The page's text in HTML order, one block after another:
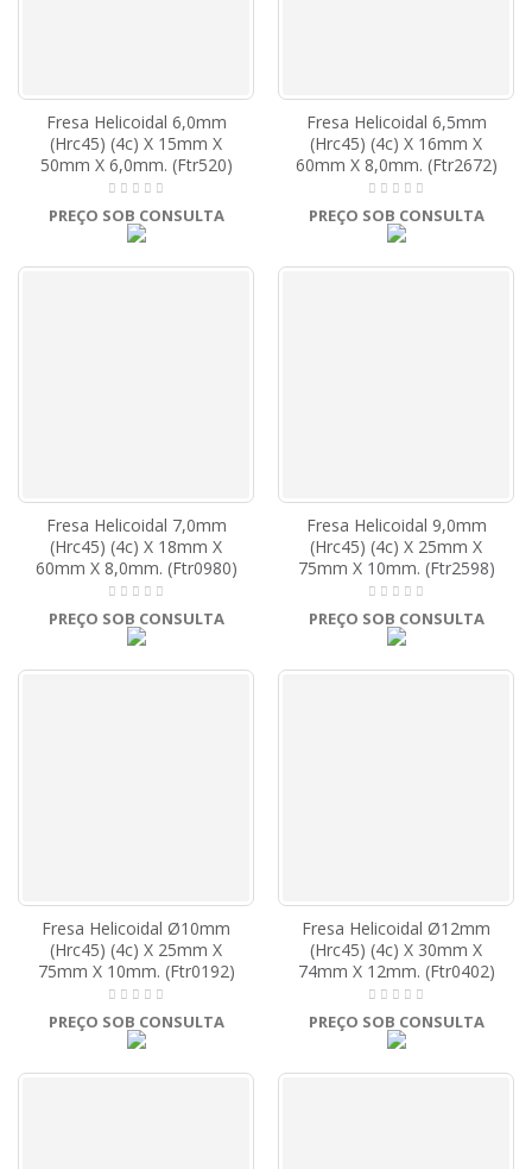
Fresa Helicoidal 6,0mm
(Hrc45) (4c) X 15mm X
50mm X 6,0mm. (Ftr520)
PREÇO SOB CONSULTA
Fresa Helicoidal 6,5mm
(Hrc45) (4c) X 16mm X
60mm X 8,0mm. (Ftr2672)
PREÇO SOB CONSULTA
Fresa Helicoidal 7,0mm
(Hrc45) (4c) X 18mm X
60mm X 8,0mm. (Ftr0980)
PREÇO SOB CONSULTA
Fresa Helicoidal 9,0mm
(Hrc45) (4c) X 25mm X
75mm X 10mm. (Ftr2598)
PREÇO SOB CONSULTA
Fresa Helicoidal Ø10mm
(Hrc45) (4c) X 25mm X
75mm X 10mm. (Ftr0192)
PREÇO SOB CONSULTA
Fresa Helicoidal Ø12mm
(Hrc45) (4c) X 30mm X
74mm X 12mm. (Ftr0402)
PREÇO SOB CONSULTA